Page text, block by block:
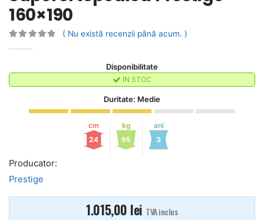
160×190
( Nu există recenzii până acum. )
Disponibilitate
IN STOC
Duritate: Medie
cm
24
kg
95
ani
3
Producator:
Prestige
1.015,00 lei TVA inclus